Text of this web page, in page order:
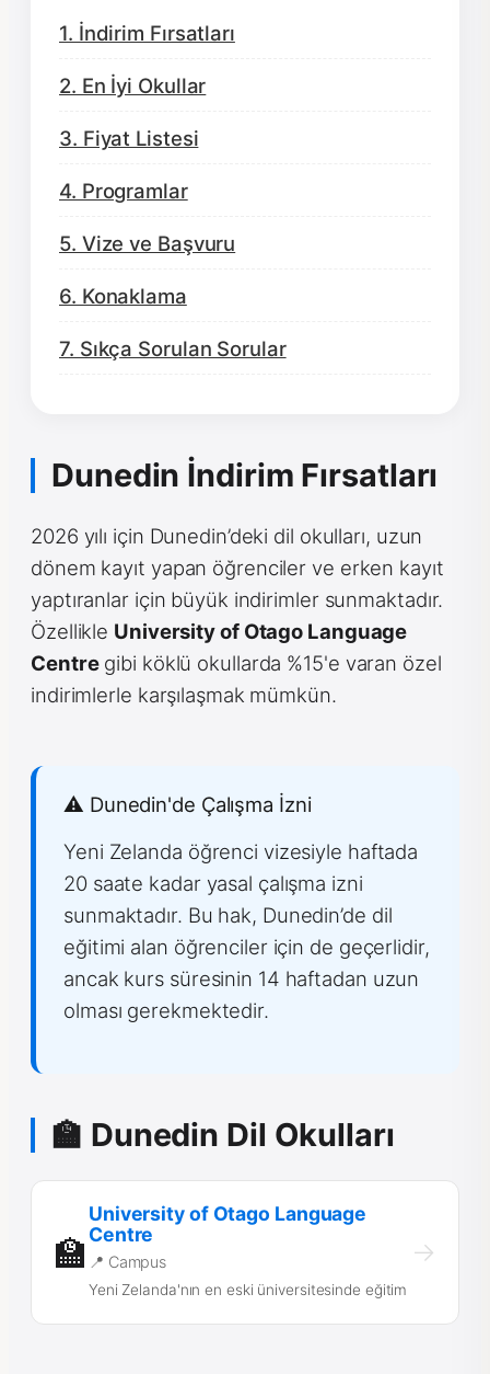
1. İndirim Fırsatları
2. En İyi Okullar
3. Fiyat Listesi
4. Programlar
5. Vize ve Başvuru
6. Konaklama
7. Sıkça Sorulan Sorular
Dunedin İndirim Fırsatları
2026 yılı için Dunedin’deki dil okulları, uzun
dönem kayıt yapan öğrenciler ve erken kayıt
yaptıranlar için büyük indirimler sunmaktadır.
Özellikle University of Otago Language
Centregibi köklü okullarda %15'e varan özel
indirimlerle karşılaşmak mümkün.
⚠️ Dunedin'de Çalışma İzni
Yeni Zelanda öğrenci vizesiyle haftada
20 saate kadar yasal çalışma izni
sunmaktadır. Bu hak, Dunedin’de dil
eğitimi alan öğrenciler için de geçerlidir,
ancak kurs süresinin 14 haftadan uzun
olması gerekmektedir.
🏫 Dunedin Dil Okulları
🏫
University of Otago Language
Centre
📍 Campus
Yeni Zelanda'nın en eski üniversitesinde eğitim
→